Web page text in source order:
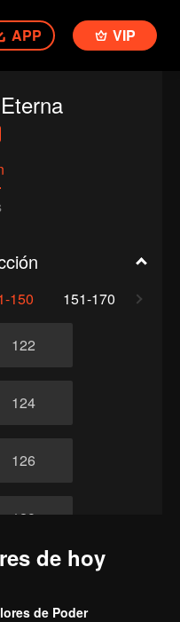
APP VIP
150 151-170
122
124
126
128
de hoy
de Poder